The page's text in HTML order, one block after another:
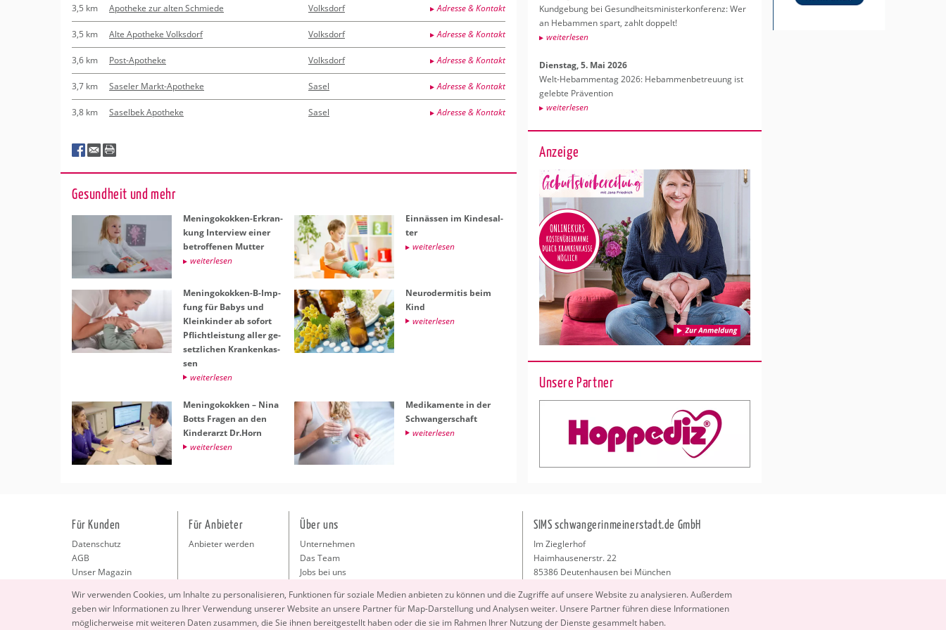
3,5 km Apotheke zur alten Schmiede Volksdorf Adresse & Kontakt
3,5 km Alte Apotheke Volksdorf Volksdorf Adresse & Kontakt
3,6 km Post-Apotheke Volksdorf Adresse & Kontakt
3,7 km Saseler Markt-Apotheke Sasel Adresse & Kontakt
3,8 km Saselbek Apotheke Sasel Adresse & Kontakt
Ge­sund­heit und mehr
Me­nin­go­kok­ken-Er­kran­
kung In­ter­view einer
be­trof­fe­nen Mut­ter
wei­ter­le­sen
Ein­näs­sen im Kin­des­al­
ter
wei­ter­le­sen
Me­nin­go­kok­ken-B-Imp­
fung für Babys und
Klein­kin­der ab so­fort
Pflicht­leis­tung aller ge­
setz­li­chen Kran­ken­kas­
sen
wei­ter­le­sen
Neu­ro­der­mi­tis beim
Kind
wei­ter­le­sen
Me­nin­go­kok­ken – Nina
Botts Fra­gen an den
Kin­der­arzt Dr.​Horn
wei­ter­le­sen
Me­di­ka­men­te in der
Schwan­ger­schaft
wei­ter­le­sen
Kund­ge­bung bei Ge­sund­heits­mi­nis­ter­kon­fe­renz: Wer
an Heb­am­men spart, zahlt dop­pelt!
wei­ter­le­sen
Diens­tag, 5. Mai 2026
Welt-Heb­am­men­tag 2026: Heb­am­men­be­treu­ung ist
ge­leb­te Prä­ven­ti­on
wei­ter­le­sen
Anzeige
Unsere Partner
Wir ver­wen­den Coo­kies, um In­hal­te zu per­so­na­li­sie­ren, Funk­tio­nen für so­zia­le Me­di­en an­bie­ten zu kön­nen und die Zu­grif­fe auf un­se­re Web­site zu ana­ly­sie­ren. Au­ßer­dem
geben wir In­for­ma­tio­nen zu Ihrer Ver­wen­dung un­se­rer Web­site an un­se­re Part­ner für Map-Dar­stel­lung und Ana­ly­sen wei­ter. Un­se­re Part­ner füh­ren diese In­for­ma­tio­nen
mög­li­cher­wei­se mit wei­te­ren Daten zu­sam­men, die Sie ihnen be­reit­ge­stellt haben oder die sie im Rah­men Ihrer Nut­zung der Diens­te ge­sam­melt haben.
Für Kunden
Datenschutz
AGB
Unser Magazin
Für Anbieter
Anbieter werden
Über uns
Unternehmen
Das Team
Jobs bei uns
Kontakt
Impressum
SIMS schwangerinmeinerstadt.de GmbH
Im Zieglerhof
Haimhausenerstr. 22
85386 Deutenhausen bei München